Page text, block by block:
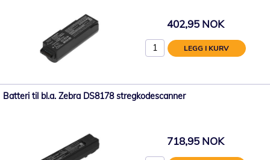
402,95 NOK
LEGG I KURV
Batteri til bl.a. Zebra DS8178 stregkodescanner
718,95 NOK